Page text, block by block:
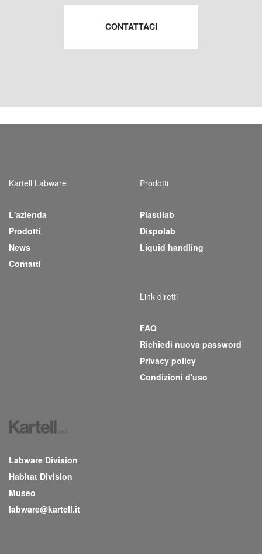
CONTATTACI
Kartell Labware
L'azienda
Prodotti
News
Contatti
Prodotti
Plastilab
Dispolab
Liquid handling
Link diretti
FAQ
Richiedi nuova password
Privacy policy
Condizioni d'uso
Labware Division
Habitat Division
Museo
labware@kartell.it